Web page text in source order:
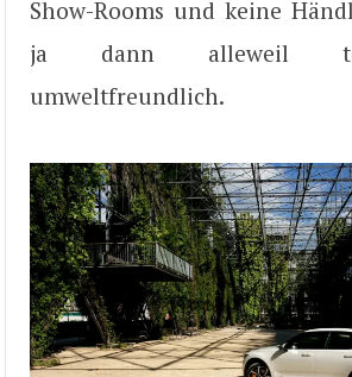
Show-Rooms und keine
ja dann alleweil
umweltfreundlich.